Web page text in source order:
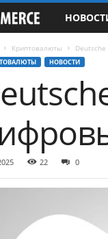
-
o
m
Криптовалюты Deutsche
НОВОСТИ
22 0